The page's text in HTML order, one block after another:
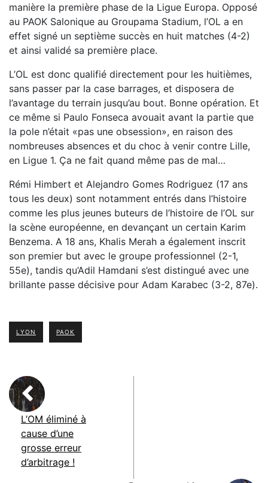
manière la première phase de la Ligue Europa. Opposé
au PAOK Salonique au Groupama Stadium, l’OL a en
effet signé un septième succès en huit matches (4-2)
et ainsi validé sa première place.
L’OL est donc qualifié directement pour les huitièmes,
sans passer par la case barrages, et disposera de
l’avantage du terrain jusqu’au bout. Bonne opération. Et
ce même si Paulo Fonseca avouait avant la partie que
la pole n’était «pas une obsession», en raison des
nombreuses absences et du choc à venir contre Lille,
en Ligue 1. Ça ne fait quand même pas de mal…
Rémi Himbert et Alejandro Gomes Rodriguez (17 ans
tous les deux) sont notamment entrés dans l’histoire
comme les plus jeunes buteurs de l’histoire de l’OL sur
la scène européenne, en devançant un certain Karim
Benzema. A 18 ans, Khalis Merah a également inscrit
son premier but avec le groupe professionnel (2-1,
55e), tandis qu’Adil Hamdani s’est distingué avec une
brillante passe décisive pour Adam Karabec (3-2, 87e).
LYON PAOK
L’OM éliminé à
cause d’une
grosse erreur
d’arbitrage !